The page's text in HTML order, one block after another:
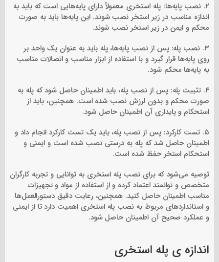
۲. نصب پایه‌ها: پله استخری معمولاً دارای پایه‌هایی است که باید به
اندازه مناسب در زیر استخر نصب شوند. این پایه‌ها باید به صورت
محکم و ایمن در زیر استخر نصب شوند.
۳. نصب پله: پس از نصب پایه‌ها، پله باید به عنوان یک واحد بر
روی پایه‌ها قرار گیرد و با استفاده از ابزار مناسب و اتصالات مناسب
به پایه‌ها محکم شود.
۴. تثبیت پله: پس از نصب پله، باید اطمینان حاصل شود که پله به
صورت محکم و بدون لرزش نصب شده است. همچنین، باید از
استحکام و پایداری آن اطمینان حاصل شود.
۵. تست کارکرد: پس از نصب پله، باید یک تست کارکرد انجام داد و
اطمینان حاصل شد که پله به درستی نصب شده است و ایمنی و
استحکام استخر حفظ شده است.
توصیه می‌شود که برای نصب پله استخری به توانایی و تجربه کارگران
متخصص و توانمند اعتماد کرده و از استفاده از مواد و تجهیزات
مناسب اطمینان حاصل کنید. همچنین، رعایت دقیق دستورالعمل‌ها
و استانداردهای مربوط به نصب پله استخری اهمیت دارد تا از ایمنی
و عملکرد صحیح آن اطمینان حاصل شود.
اندازه ی پله استخری